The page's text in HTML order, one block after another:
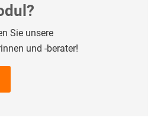
Sie unsere
und -berater!